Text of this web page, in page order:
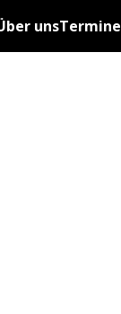
unsTermine